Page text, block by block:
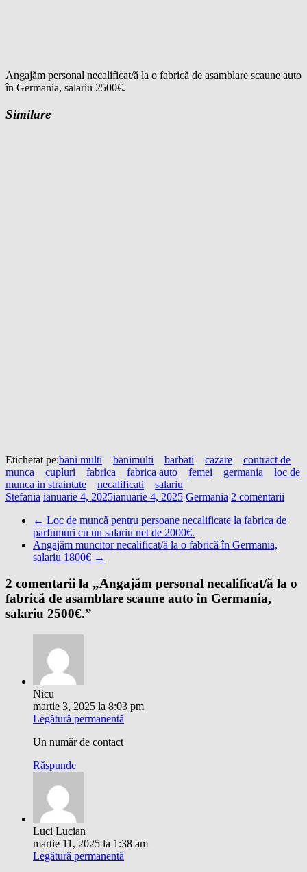
Angajăm personal necalificat/ă la o fabrică de asamblare scaune auto
în Germania, salariu 2500€.
Similare
Etichetat pe:bani multi banimulti barbati cazare
contract de
munca
cupluri fabrica fabrica auto femei germania
loc de
munca in straintate
necalificati
salariu
Stefania ianuarie 4, 2025ianuarie 4, 2025 Germania 2 comentarii
← Loc de muncǎ pentru persoane necalificate la fabrica de
parfumuri cu un salariu net de 2000€.
Angajăm muncitor necalificat/ă la o fabrică în Germania,
salariu 1800€ →
2 comentarii la „Angajăm personal necalificat/ă la o
fabrică de asamblare scaune auto în Germania,
salariu 2500€.”
Nicu
martie 3, 2025 la 8:03 pm
Legătură permanentă
Un număr de contact
Răspunde
Luci Lucian
martie 11, 2025 la 1:38 am
Legătură permanentă